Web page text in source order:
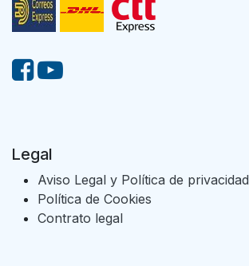
Legal
Aviso Legal y Política de privacidad
Política de Cookies
Contrato legal